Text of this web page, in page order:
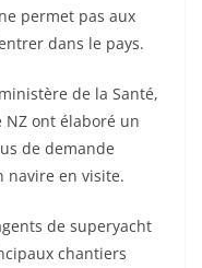
permet pas aux
dans le pays.
de la Santé,
NZ ont élaboré un
de demande
navire en visite.
de superyacht
chantiers